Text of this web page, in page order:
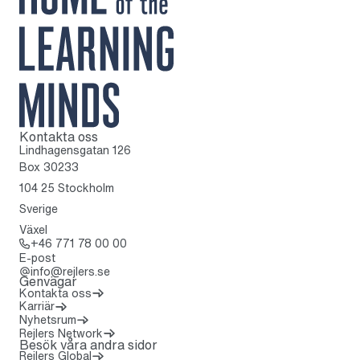
Till startsidan
Kontakta oss
Lindhagensgatan 126
Box 30233
104 25 Stockholm
Sverige
Växel
+46 771 78 00 00
E-post
info@rejlers.se
Genvägar
Kontakta oss
Karriär
Nyhetsrum
Rejlers Network(Öppnas i en ny flik)
Besök våra andra sidor
Rejlers Global